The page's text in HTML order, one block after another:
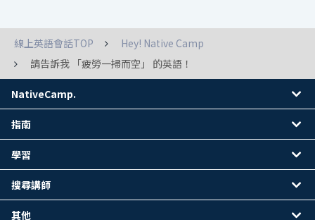
線上英語會話TOP
Hey! Native Camp
請告訴我 「疲勞一掃而空」 的英語！
NativeCamp.
指南
學習
搜尋講師
其他